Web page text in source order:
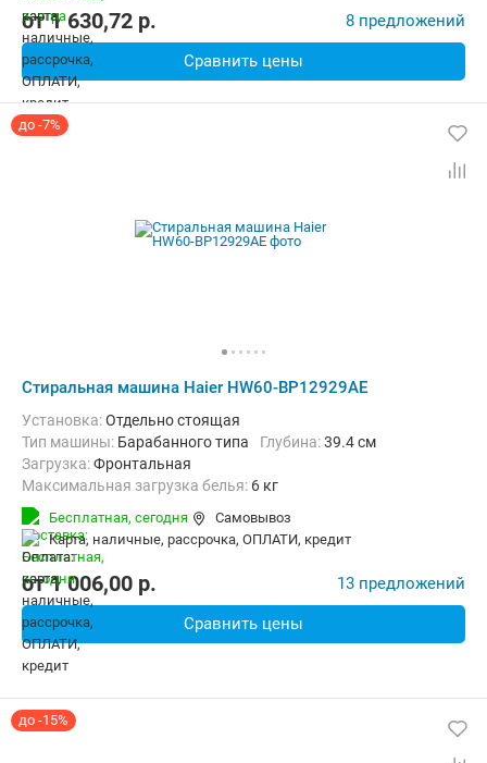
Ширина:60 см
от1 630,72 p. 8 предложений
Сравнить цены
до -7%
Стиральная машина Haier HW60-BP12929AE
Установка:Отдельно стоящая
Тип машины: Барабанного типа Глубина:39.4 см
загрузка:Фронтальная
Максимальная загрузка белья: 6 кг
Количество программ:
Дополнительные функции:
Безопасность:
Защита от детей, Защита от протечек
Ширина:59.5 см
Бесплатная, сегодня
Самовывоз
карта, наличные, рассрочка, ОПЛАТИ, кредит
от1 006,00 p. 13 предложений
Сравнить цены
до -15%